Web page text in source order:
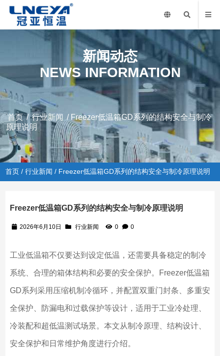
新闻动态
NEWS INFORMATION
首页/行业新闻 / Freezer低温箱GD系列的结构安全与制冷
原理说明
首页 /行业新闻 / Freezer低温箱GD系列的结构安全与制冷原理说明
Freezer低温箱GD系列的结构安全与制冷原理说明
2026年6月10日 行业新闻 0 0
工业低温箱不仅要达到设定低温，还需要具备稳定的制冷
系统、合理的箱体结构和必要的安全保护。Freezer低温箱
GD系列采用压缩机制冷循环，并配置双重门封条、多重安
全保护、防漏电和过载保护等设计，适用于工业冷处理、
冷装配和超低温测试场景。本文从制冷原理、结构设计、
安全保护和日常维护角度进行介绍。